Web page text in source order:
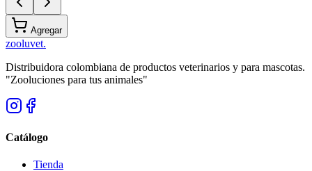
Agregar
zooluvet.
Distribuidora colombiana de productos veterinarios y para mascotas.
"Zooluciones para tus animales"
Catálogo
Tienda